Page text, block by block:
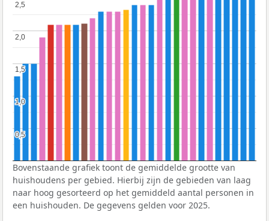
0,5
0,5
1,0
1,0
1,5
1,5
2,0
2,0
2,5
2,5
Bovenstaande grafiek toont de gemiddelde grootte van
huishoudens per gebied. Hierbij zijn de gebieden van laag
naar hoog gesorteerd op het gemiddeld aantal personen in
een huishouden. De gegevens gelden voor 2025.